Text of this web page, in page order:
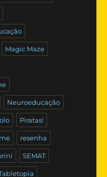
Magic Maze
Neuroeducação
Piratas!
resenha
SEMAT